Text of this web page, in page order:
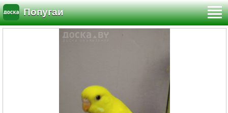
Попугаи